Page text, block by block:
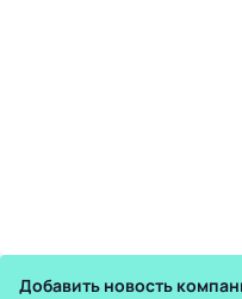
Добавить новость